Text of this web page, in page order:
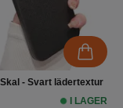
- Svart lädertextur
I LAGER